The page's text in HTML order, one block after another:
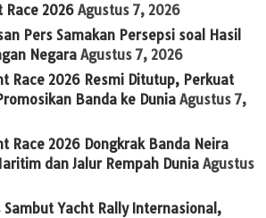
Race 2026 Agustus 7, 2026
Pers Samakan Persepsi soal Hasil
Negara Agustus 7, 2026
Race 2026 Resmi Ditutup, Perkuat
Banda ke Dunia Agustus 7,
Race 2026 Dongkrak Banda Neira
dan Jalur Rempah Dunia Agustus
Sambut Yacht Rally Internasional,